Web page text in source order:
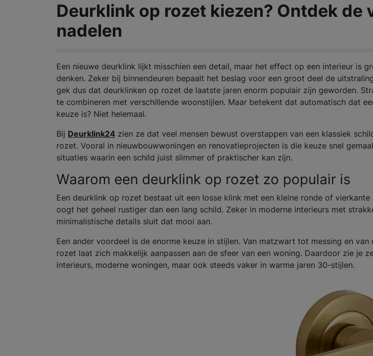
Deurklink op rozet kiezen? Ontdek de
nadelen
Een nieuwe deurklink lijkt misschien een detail, maar het effect op een interieur is
denken. Zeker bij binnendeuren bepaalt het beslag voor een groot deel de
gek dus dat deurklinken op rozet de laatste jaren enorm populair zijn geworden.
te combineren met verschillende woonstijlen. Maar betekent dat automatisch dat
keuze is? Niet helemaal.
Bij Deurklink24 zien ze dat veel mensen bewust overstappen van een klassiek
rozet. Vooral in nieuwbouwwoningen en renovatieprojecten is die keuze snel
situaties waarin een schild juist slimmer of praktischer kan zijn.
Waarom een deurklink op rozet zo populair is
Een deurklink op rozet bestaat uit een losse klink met een kleine ronde of
oogt het geheel rustiger dan een lang schild. Zeker in moderne interieurs met
minimalistische details sluit dat mooi aan.
Een ander voordeel is de enorme keuze in stijlen. Van matzwart tot messing en
rozet laat zich makkelijk aanpassen aan de sfeer van een woning. Daardoor zie je
interieurs, moderne woningen, maar ook steeds vaker in warme jaren 30-stijlen.